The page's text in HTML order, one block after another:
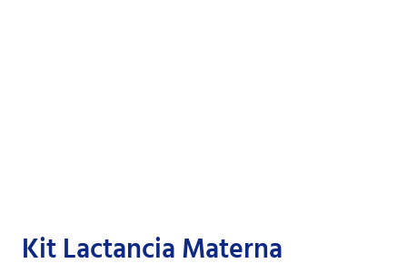
Kit Lactancia Materna